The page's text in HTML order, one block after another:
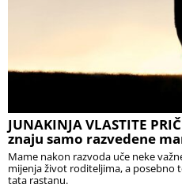
JUNAKINJA VLASTITE
znaju samo razvedene
Mame nakon razvoda uče neke
mijenja život roditeljima, a posebno
tata rastanu.